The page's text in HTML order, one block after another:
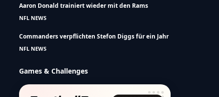
Aaron Donald trainiert wieder mit den Rams
NFL NEWS
Commanders verpflichten Stefon Diggs für ein Jahr
NFL NEWS
Games & Challenges